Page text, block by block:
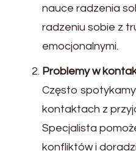
nauce radzenia
radzeniu sobie z
emocjonalnymi.
Problemy w
Często
kontaktach z
Specjalista
konfliktów i